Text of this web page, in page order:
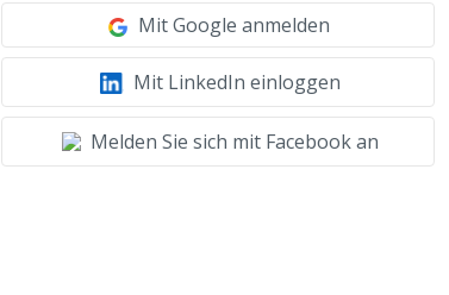
Mit Google anmelden
Mit LinkedIn einloggen
Melden Sie sich mit Facebook an